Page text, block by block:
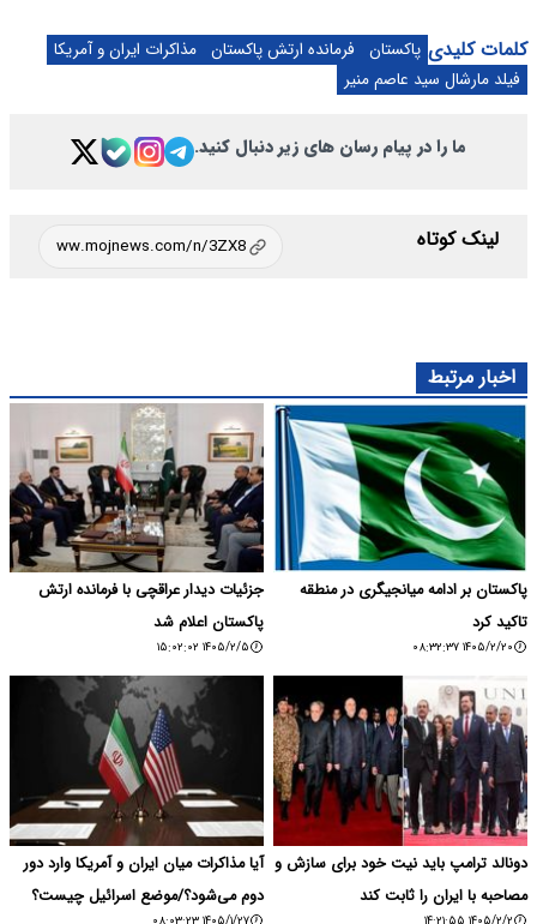
کلمات کلیدی پاکستان فرمانده ارتش پاکستان مذاکرات ایران و آمریکا
فیلد مارشال سید عاصم منیر
ما را در پیام رسان های زیر دنبال کنید.
لینک کوتاه
اخبار مرتبط
پاکستان بر ادامه میانجیگری در منطقه
تاکید کرد
۱۴۰۵/۲/۲۰ ۰۸:۳۲:۳۷
جزئیات دیدار عراقچی با فرمانده ارتش
پاکستان اعلام شد
۱۴۰۵/۲/۵ ۱۵:۰۲:۰۲
دونالد ترامپ باید نیت خود برای سازش و
مصاحبه با ایران را ثابت کند
۱۴۰۵/۲/۲ ۱۴:۲۱:۵۵
آیا مذاکرات میان ایران و آمریکا وارد دور
دوم می‌شود؟/موضع اسرائیل چیست؟
۱۴۰۵/۱/۲۷ ۰۸:۰۳:۲۳